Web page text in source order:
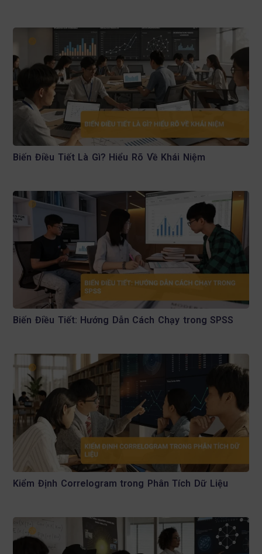
Biến Điều Tiết Là Gì? Hiểu Rõ Về Khái Niệm
Biến Điều Tiết: Hướng Dẫn Cách Chạy trong SPSS
Kiểm Định Correlogram trong Phân Tích Dữ Liệu